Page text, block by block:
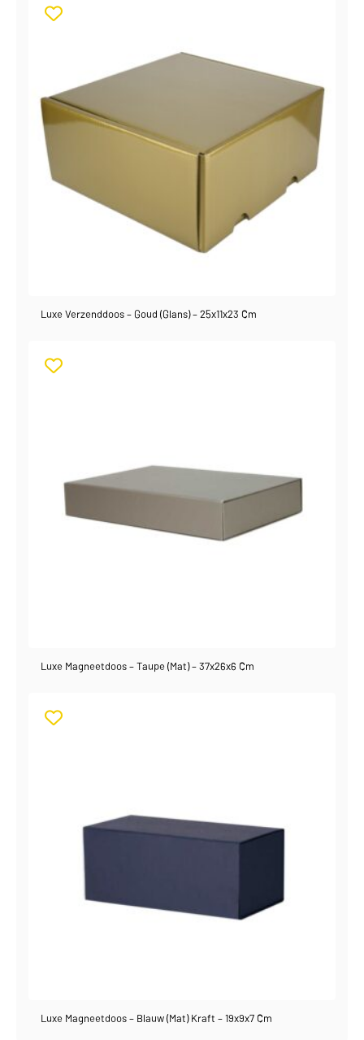
Luxe Verzenddoos – Goud (glans) – 25x11x23 Cm
Luxe Magneetdoos – Taupe (mat) – 37x26x6 Cm
Luxe Magneetdoos – Blauw (mat) Kraft – 19x9x7 Cm